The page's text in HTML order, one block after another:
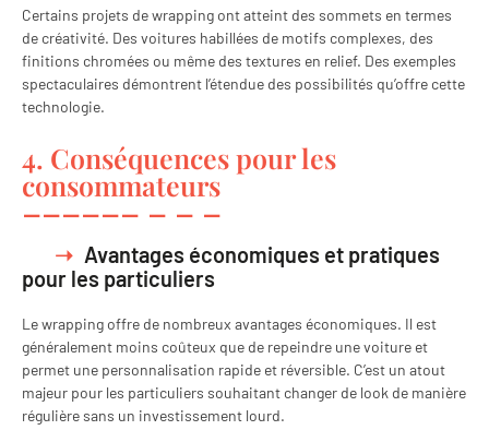
Certains projets de wrapping ont atteint des sommets en termes
de créativité. Des voitures habillées de motifs complexes, des
finitions chromées ou même des textures en relief. Des exemples
spectaculaires démontrent l’étendue des possibilités qu’offre cette
technologie.
4. Conséquences pour les
consommateurs
Avantages économiques et pratiques
pour les particuliers
Le wrapping offre de nombreux avantages économiques. Il est
généralement moins coûteux que de repeindre une voiture et
permet une personnalisation rapide et réversible. C’est un atout
majeur pour les particuliers souhaitant changer de look de manière
régulière sans un investissement lourd.